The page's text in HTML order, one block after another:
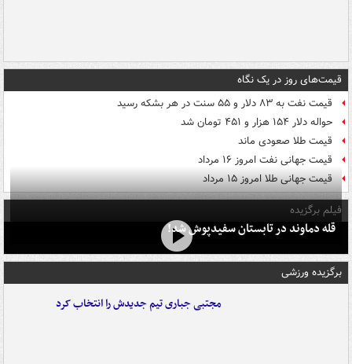
قیمت‌های روز در یک نگاه
قیمت نفت به ۸۳ دلار و ۵۵ سنت در هر بشکه رسید
حواله دلار ۱۵۴ هزار و ۴۵۱ تومان شد
قیمت طلا صعودی ماند
قیمت جهانی نفت امروز ۱۶ مرداد
قیمت جهانی طلا امروز ۱۵ مرداد
فیلم برگزیده
قله دماوند در تابستان سفیدپوش شد!
برگزیده ورزشی
مجتبی جباری تیم جدیدش را انتخاب کرد